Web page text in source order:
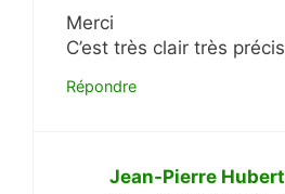
Merci
C’est très clair très précis
Répondre
Jean-Pierre Hubert